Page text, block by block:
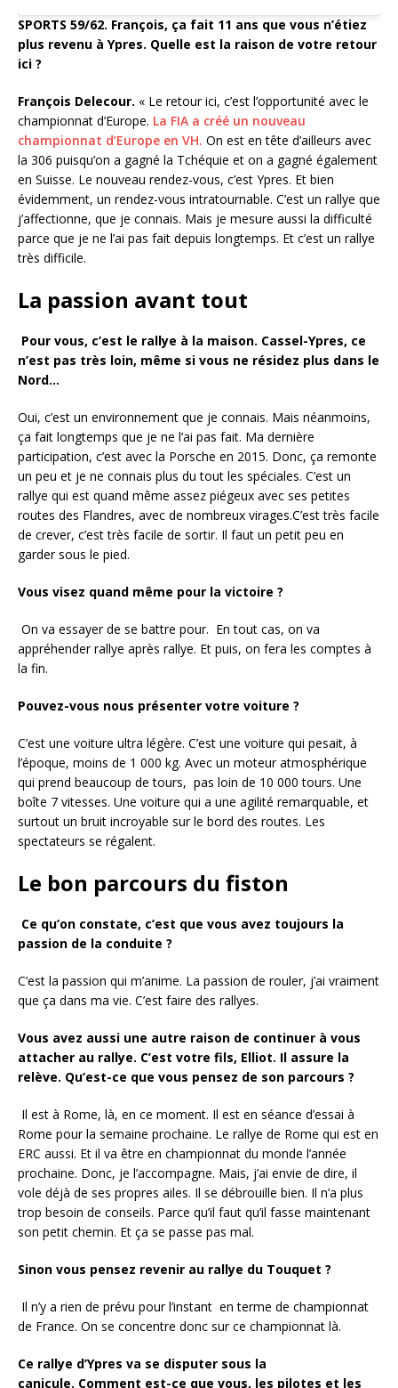
SPORTS 59/62. François, ça fait 11 ans que vous n’étiez
plus revenu à Ypres. Quelle est la raison de votre retour
ici ?
François Delecour. « Le retour ici, c’est l’opportunité avec le
championnat d’Europe. La FIA a créé un nouveau
championnat d’Europe en VH. On est en tête d’ailleurs avec
la 306 puisqu’on a gagné la Tchéquie et on a gagné également
en Suisse. Le nouveau rendez-vous, c’est Ypres. Et bien
évidemment, un rendez-vous intratournable. C’est un rallye que
j’affectionne, que je connais. Mais je mesure aussi la difficulté
parce que je ne l’ai pas fait depuis longtemps. Et c’est un rallye
très difficile.
La passion avant tout
Pour vous, c’est le rallye à la maison. Cassel-Ypres, ce
n’est pas très loin, même si vous ne résidez plus dans le
Nord…
Oui, c’est un environnement que je connais. Mais néanmoins,
ça fait longtemps que je ne l’ai pas fait. Ma dernière
participation, c’est avec la Porsche en 2015. Donc, ça remonte
un peu et je ne connais plus du tout les spéciales. C’est un
rallye qui est quand même assez piégeux avec ses petites
routes des Flandres, avec de nombreux virages.C’est très facile
de crever, c’est très facile de sortir. Il faut un petit peu en
garder sous le pied.
Vous visez quand même pour la victoire ?
On va essayer de se battre pour. En tout cas, on va
appréhender rallye après rallye. Et puis, on fera les comptes à
la fin.
Pouvez-vous nous présenter votre voiture ?
C’est une voiture ultra légère. C’est une voiture qui pesait, à
l’époque, moins de 1 000 kg. Avec un moteur atmosphérique
qui prend beaucoup de tours, pas loin de 10 000 tours. Une
boîte 7 vitesses. Une voiture qui a une agilité remarquable, et
surtout un bruit incroyable sur le bord des routes. Les
spectateurs se régalent.
Le bon parcours du fiston
Ce qu’on constate, c’est que vous avez toujours la
passion de la conduite ?
C’est la passion qui m’anime. La passion de rouler, j’ai vraiment
que ça dans ma vie. C’est faire des rallyes.
Vous avez aussi une autre raison de continuer à vous
attacher au rallye. C’est votre fils, Elliot. Il assure la
relève. Qu’est-ce que vous pensez de son parcours ?
Il est à Rome, là, en ce moment. Il est en séance d’essai à
Rome pour la semaine prochaine. Le rallye de Rome qui est en
ERC aussi. Et il va être en championnat du monde l’année
prochaine. Donc, je l’accompagne. Mais, j’ai envie de dire, il
vole déjà de ses propres ailes. Il se débrouille bien. Il n’a plus
trop besoin de conseils. Parce qu’il faut qu’il fasse maintenant
son petit chemin. Et ça se passe pas mal.
Sinon vous pensez revenir au rallye du Touquet ?
Il n’y a rien de prévu pour l’instant en terme de championnat
de France. On se concentre donc sur ce championnat là.
Ce rallye d’Ypres va se disputer sous la
canicule. Comment est-ce que vous, les pilotes et les